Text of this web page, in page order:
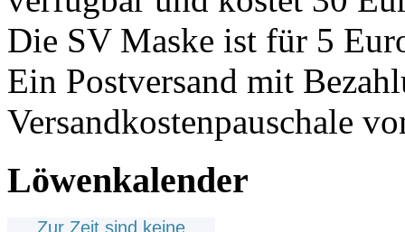
Die SV Maske ist für 5
Ein Postversand mit
Versandkostenpauschale
Löwenkalender